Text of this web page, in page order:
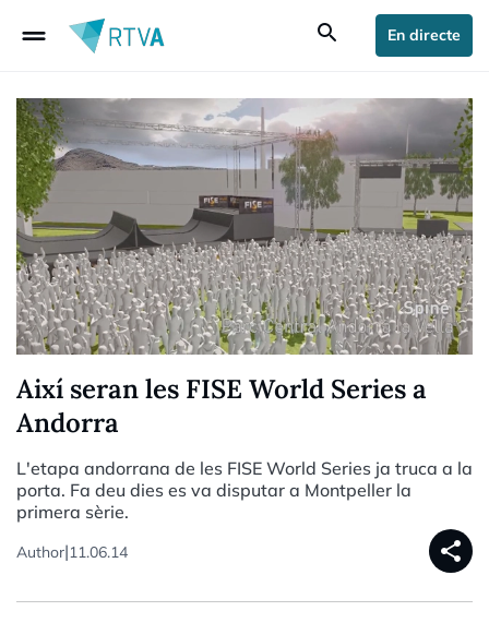
drag_handle search En directe
Així seran les FISE World Series a
Andorra
L'etapa andorrana de les FISE World Series ja truca a la
porta. Fa deu dies es va disputar a Montpeller la
primera sèrie.
Author|11.06.14 share